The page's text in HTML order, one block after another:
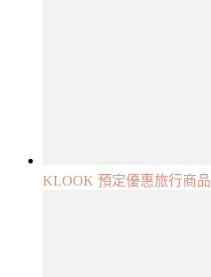
KLOOK 預定優惠旅行商品